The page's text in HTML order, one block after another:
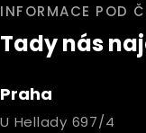
INFORMACE POD
Tady nás
Praha
U Hellady 697/4